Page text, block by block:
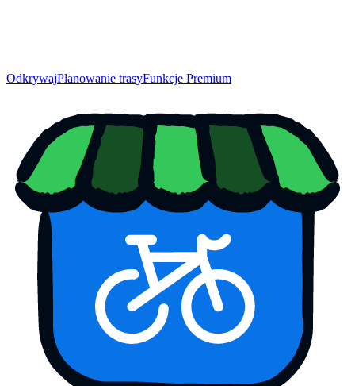
OdkrywajPlanowanie trasyFunkcje Premium